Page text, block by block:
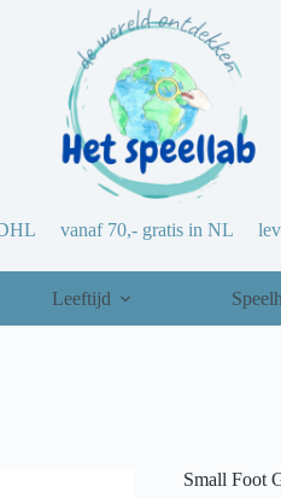
vanaf 70,- gratis in NL
Leeftijd
Small Foot